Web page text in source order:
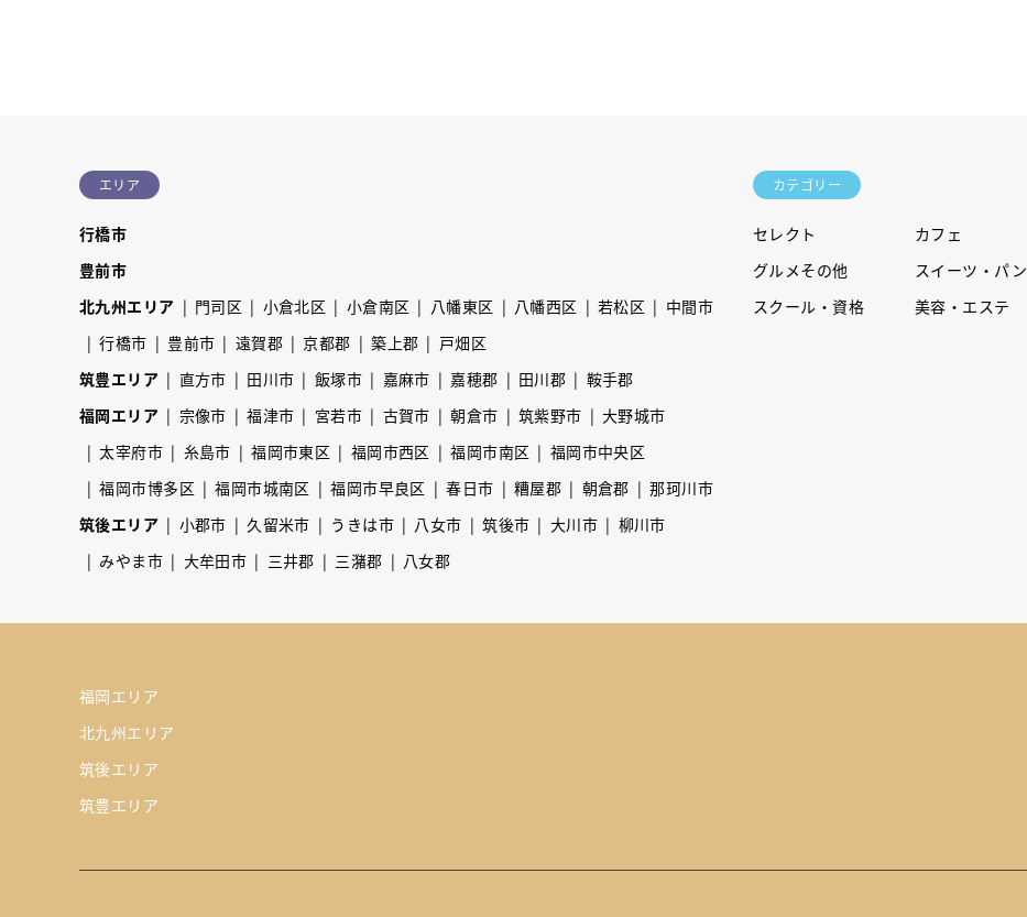
エリア
行橋市
豊前市
北九州エリア
門司区 小倉北区 小倉南区 八幡東区 八幡西区 若松区
中間市
行橋市
豊前市 遠賀郡 京都郡 築上郡
戸畑区
筑豊エリア
直方市 田川市 飯塚市 嘉麻市 嘉穂郡 田川郡
鞍手郡
福岡エリア
宗像市 福津市 宮若市 古賀市 朝倉市 筑紫野市
大野城市
太宰府市
糸島市 福岡市東区 福岡市西区 福岡市南区
福岡市中央区
福岡市博多区
福岡市城南区 福岡市早良区 春日市 糟屋郡 朝倉郡
那珂川市
筑後エリア
小郡市 久留米市 うきは市 八女市 筑後市 大川市
柳川市
みやま市
大牟田市 三井郡 三潴郡 八女郡
カテゴリー
セレクト カフェ
グルメその他
スイーツ・パン
スクール・資格
美容・エステ
福岡エリア
北九州エリア
筑後エリア
筑豊エリア